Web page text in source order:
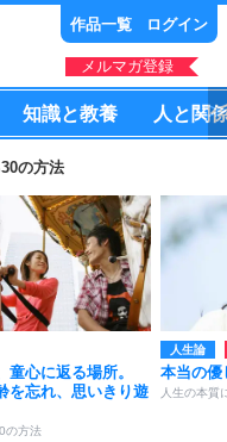
作品一覧 ログイン
メルマガ登録
知識と教養 人 と 関
の方法
童心に返る場所。
を忘れ、思いきり遊
の方法
人生論
本当の優
人生の本質